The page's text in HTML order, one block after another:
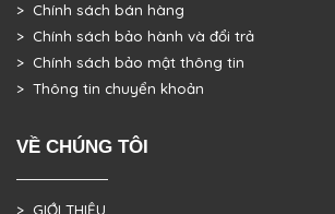
> Chính sách bán hàng
> Chính sách bảo hành và đổi trả
> Chính sách bảo mật thông tin
> Thông tin chuyển khoản
VỀ CHÚNG TÔI
> GIỚI THIỆU